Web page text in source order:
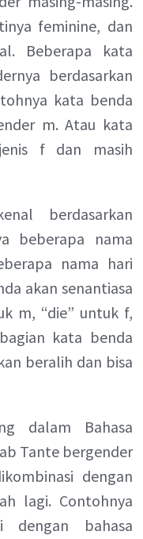
feminine, dan
Beberapa kata
berdasarkan
kata benda
m. Atau kata
f dan masih
berdasarkan
beberapa nama
nama hari
akan senantiasa
m, “die” untuk f,
kata benda
beralih dan bisa
dalam Bahasa
Tante bergender
dengan
lagi. Contohnya
dengan bahasa